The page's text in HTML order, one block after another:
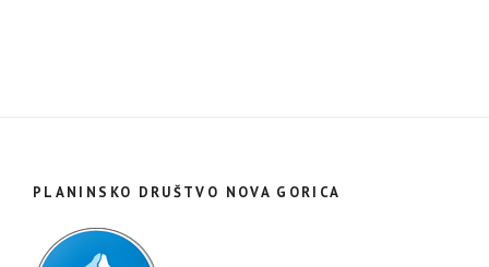
PLANINSKO DRUŠTVO NOVA GORICA